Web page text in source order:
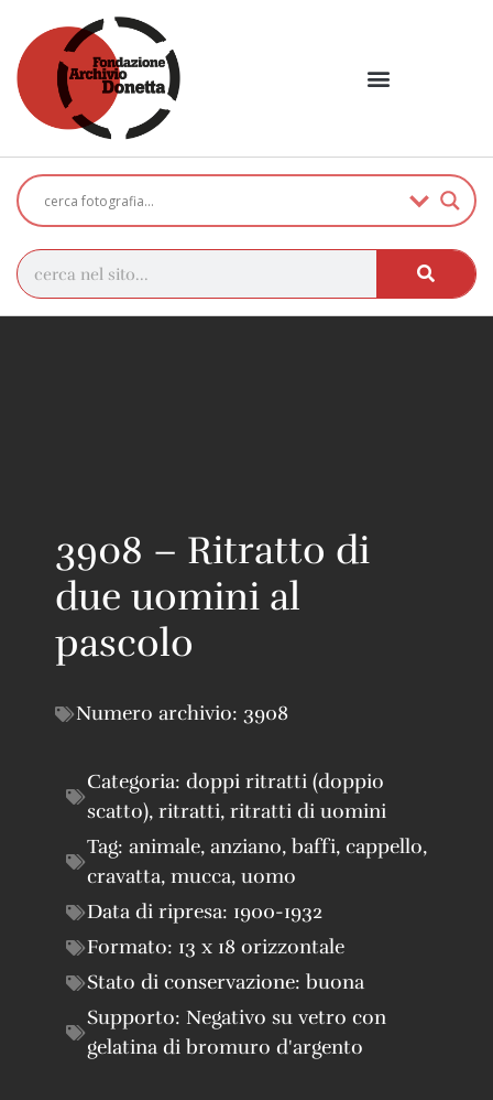
3908 – Ritratto di
due uomini al
pascolo
Numero archivio: 3908
Categoria: doppi ritratti (doppio
scatto), ritratti, ritratti di uomini
Tag: animale, anziano, baffi, cappello,
cravatta, mucca, uomo
Data di ripresa: 1900-1932
Formato: 13 x 18 orizzontale
Stato di conservazione: buona
Supporto: Negativo su vetro con
gelatina di bromuro d'argento